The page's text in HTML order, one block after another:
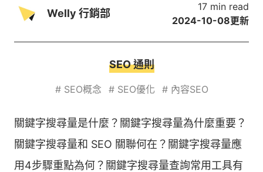
Welly 行銷部
17 min read
2024-10-08更新
SEO 通則
# SEO概念 # SEO優化 # 內容SEO
關鍵字搜尋量是什麼？關鍵字搜尋量為什麼重要？
關鍵字搜尋量和 SEO 關聯何在？關鍵字搜尋量應
用4步驟重點為何？關鍵字搜尋量查詢常用工具有